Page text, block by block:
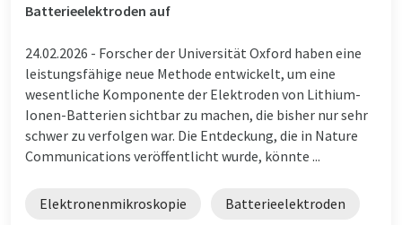
Batterieelektroden auf
24.02.2026 - Forscher der Universität Oxford haben eine
leistungsfähige neue Methode entwickelt, um eine
wesentliche Komponente der Elektroden von Lithium-
Ionen-Batterien sichtbar zu machen, die bisher nur sehr
schwer zu verfolgen war. Die Entdeckung, die in Nature
Communications veröffentlicht wurde, könnte ...
Elektronenmikroskopie Batterieelektroden